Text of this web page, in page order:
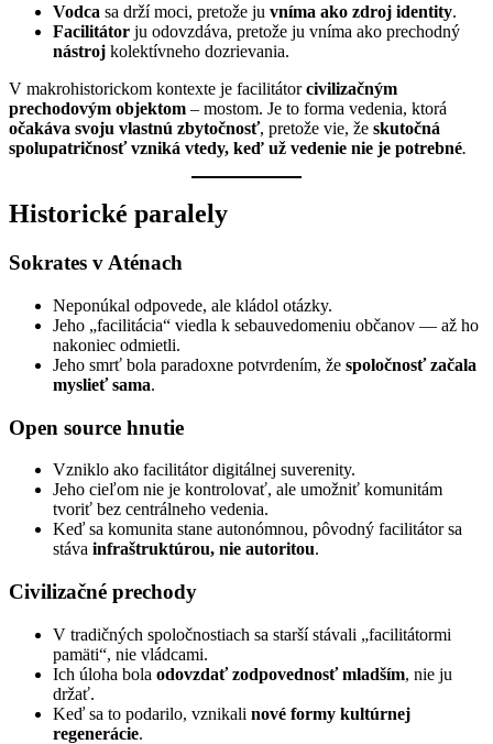
Vodca sa drží moci, pretože ju vníma ako zdroj identity.
Facilitátor ju odovzdáva, pretože ju vníma ako prechodný
nástroj kolektívneho dozrievania.
V makrohistorickom kontexte je facilitátorcivilizačným
prechodovým objektom – mostom. Je to forma vedenia, ktorá
očakáva svoju vlastnú zbytočnosť, pretože vie, že skutočná
spolupatričnosťvzniká vtedy, keď už vedenie nie je potrebné.
Historické paralely
Sokrates v Aténach
Neponúkal odpovede, ale kládol otázky.
Jeho „facilitácia“ viedla k sebauvedomeniu občanov — až ho
nakoniec odmietli.
Jeho smrť bola paradoxne potvrdením, že spoločnosť začala
myslieť sama.
Open source hnutie
Vzniklo ako facilitátor digitálnej suverenity.
Jeho cieľom nie je kontrolovať, ale umožniť komunitám
tvoriť bez centrálneho vedenia.
Keď sa komunita stane autonómnou, pôvodný facilitátor sa
stáva infraštruktúrou, nie autoritou.
Civilizačné prechody
V tradičných spoločnostiach sa starší stávali „facilitátormi
pamäti“, nie vládcami.
Ich úloha bola odovzdať zodpovednosť mladším, nie ju
držať.
Keď sa to podarilo, vznikali nové formy kultúrnej
regenerácie.